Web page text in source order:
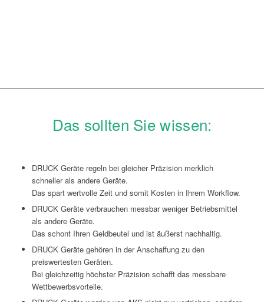
Das sollten Sie wissen:
DRUCK Geräte regeln bei gleicher Präzision merklich
schneller als andere Geräte.
Das spart wertvolle Zeit und somit Kosten in Ihrem Workflow.
DRUCK Geräte verbrauchen messbar weniger Betriebsmittel
als andere Geräte.
Das schont Ihren Geldbeutel und ist äußerst nachhaltig.
DRUCK Geräte gehören in der Anschaffung zu den
preiswertesten Geräten.
Bei gleichzeitig höchster Präzision schafft das messbare
Wettbewerbsvorteile.